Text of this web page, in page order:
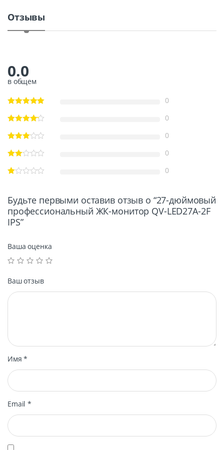
Отзывы
0.0
в общем
0
0
0
0
0
Будьте первыми оставив отзыв о “27-дюймовый
профессиональный ЖК-монитор QV-LED27A-2F
IPS”
Ваша оценка
Ваш отзыв
Имя*
Email*